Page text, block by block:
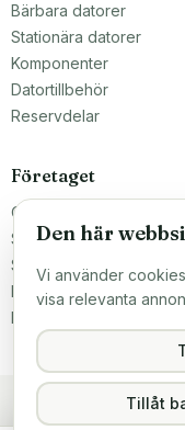
Bärbara datorer
Stationära datorer
Komponenter
Datortillbehör
Reservdelar
Företaget
Om oss
Större inköp?
Sälj till oss
Köpvillkor
Integritetspolicy
Den här
Vi använder
visa relevanta
Tillåt